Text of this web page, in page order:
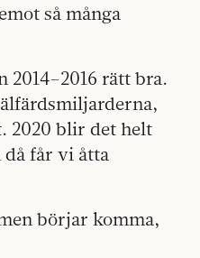
så många
2014–2016 rätt bra.
2020 blir det helt
får vi åtta
börjar komma,